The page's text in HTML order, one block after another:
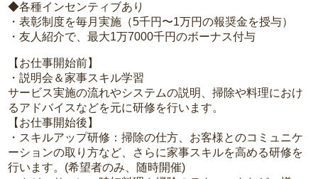
◆各種インセンティブあり
・表彰制度を毎月実施（5千円〜1万円の報奨金を授与）
・友人紹介で、最大1万7000千円のボーナス付与
【お仕事開始前】
・説明会＆家事スキル学習
サービス実施の流れやシステムの説明、掃除や料理におけ
るアドバイスなどを元に研修を行います。
【お仕事開始後】
・スキルアップ研修：掃除の仕方、お客様とのコミュニケ
ーションの取り方など、さらに家事スキルを高める研修を
行います。(希望者のみ、随時開催)